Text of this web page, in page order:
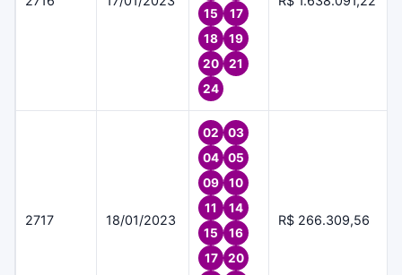
15
17
18
19
20
21
24
2717 18/01/2023
02
03
04
05
09
10
11
14
15
16
17
20
R$ 266.309,56